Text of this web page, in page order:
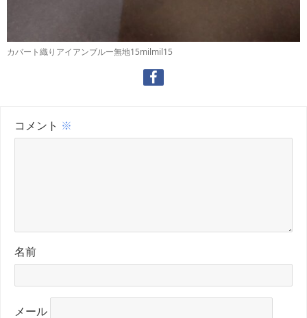
カバート織りアイアンブルー無地15milmil15
コメント ※
名前
メール